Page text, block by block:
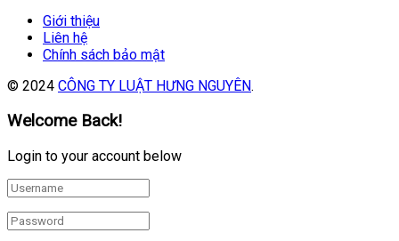
Giới thiệu
Liên hệ
Chính sách bảo mật
© 2024 CÔNG TY LUẬT HƯNG NGUYÊN.
Welcome Back!
Login to your account below